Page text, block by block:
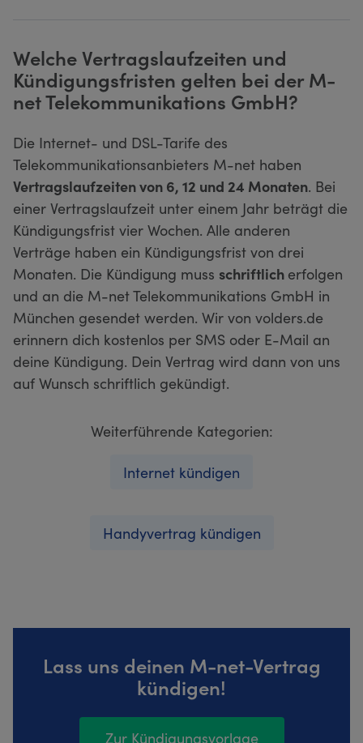
Welche Vertragslaufzeiten und
Kündigungsfristen gelten bei der M-
net Telekommunikations GmbH?
Die Internet- und DSL-Tarife des
Telekommunikationsanbieters M-net haben
Vertragslaufzeiten von 6, 12 und 24 Monaten. Bei
einer Vertragslaufzeit unter einem Jahr beträgt die
Kündigungsfrist vier Wochen. Alle anderen
Verträge haben ein Kündigungsfrist von drei
Monaten. Die Kündigung muss schriftlich erfolgen
und an die M-net Telekommunikations GmbH in
München gesendet werden. Wir von volders.de
erinnern dich kostenlos per SMS oder E-Mail an
deine Kündigung. Dein Vertrag wird dann von uns
auf Wunsch schriftlich gekündigt.
Weiterführende Kategorien:
Internet kündigen
Handyvertrag kündigen
Lass uns deinen M-net-Vertrag
kündigen!
Zur Kündigungsvorlage